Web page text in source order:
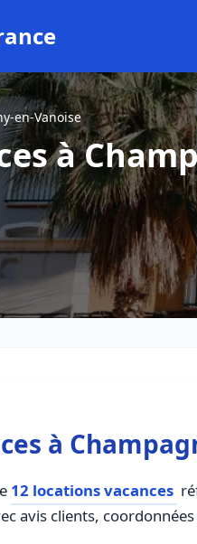
en-Vanoise
à
à
12 locations vacances
avis clients,